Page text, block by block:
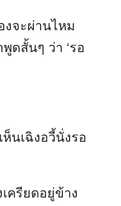
งจะผ่านไหม
ดสั้นๆ ว่า ‘รอ
ห็นเฉิงอวี้นั่งรอ
เครียดอยู่ข้าง